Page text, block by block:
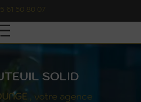
61 50 80 07
SOLID
, votre agence